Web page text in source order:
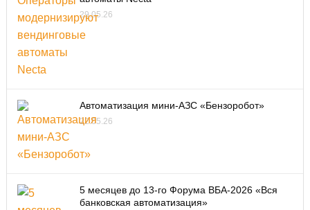
29.05.26
Автоматизация мини-АЗС «Бензоробот»
22.05.26
5 месяцев до 13-го Форума ВБА-2026 «Вся
банковская автоматизация»